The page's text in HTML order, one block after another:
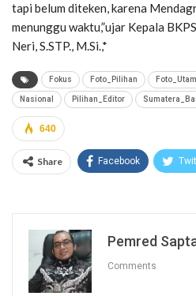
tapi belum diteken, karena
menunggu waktu,”ujar Kepala
Neri, S.STP., M.Si.,*
Fokus Foto_Pilihan
Nasional Pilihan_Editor
640
Share Facebook
Pemred
Comments